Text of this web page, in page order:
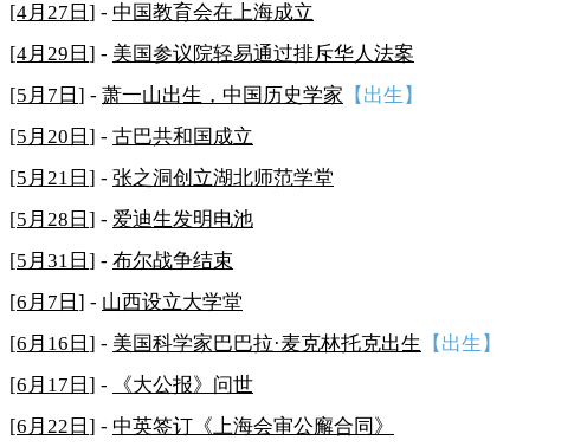
[4月27日 ] - 中国教育会在上海成立
[4月29日 ] - 美国参议院轻易通过排斥华人法案
[5月7日 ] - 萧一山出生，中国历史学家 【出生】
[5月20日 ] - 古巴共和国成立
[5月21日 ] - 张之洞创立湖北师范学堂
[5月28日 ] - 爱迪生发明电池
[5月31日 ] - 布尔战争结束
[6月7日 ] - 山西设立大学堂
[6月16日 ] - 美国科学家巴巴拉·麦克林托克出生
【出生】
[6月17日 ] -
《大公报》问世
[6月22日 ] - 中英签订《上海会审公廨合同》